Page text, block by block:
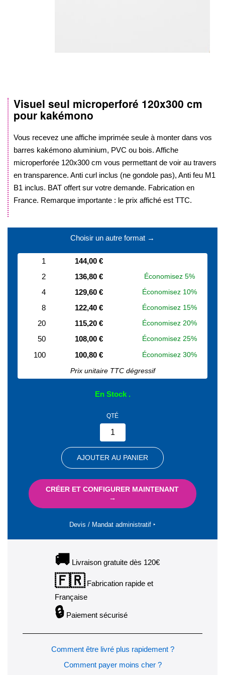
Skip
to
the
beginning
of
the
images
gallery
Visuel seul microperforé 120x300 cm
pour kakémono
Vous recevez une affiche imprimée seule à monter dans vos
barres kakémono aluminium, PVC ou bois. Affiche
microperforée 120x300 cm vous permettant de voir au travers
en transparence. Anti curl inclus (ne gondole pas), Anti feu M1
B1 inclus. BAT offert sur votre demande. Fabrication en
France. Remarque importante : le prix affiché est TTC.
Choisir un autre format →
1
144,00 €
2
136,80 € Économisez 5%
4 129,60 € Économisez 10%
8 122,40 € Économisez 15%
20 115,20 € Économisez 20%
50 108,00 € Économisez 25%
100 100,80 €
Économisez 30%
Prix unitaire TTC dégressif
En Stock
QTÉ
AJOUTER AU PANIER
CRÉER ET CONFIGURER MAINTENANT
→
Devis / Mandat administratif ‣
🚚 Livraison gratuite dès 120€
🇫🇷Fabrication rapide et
Française
🔒 Paiement sécurisé
Comment être livré plus rapidement ?
Comment payer moins cher ?